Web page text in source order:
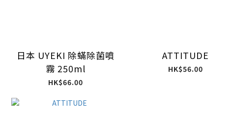
日本 UYEKI 除蟎除菌噴
霧 250ml
HK$66.00
ATTITUDE
HK$56.00